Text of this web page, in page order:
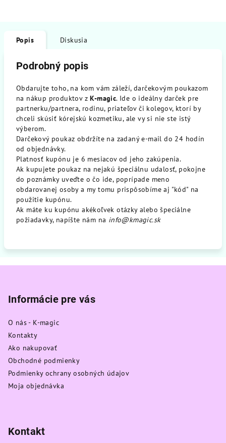
Popis Diskusia
Podrobný popis
Obdarujte toho, na kom vám záleží, darčekovým poukazom
na nákup produktov zK-magic. Ide o ideálny darček pre
partnerku/partnera, rodinu, priateľov či kolegov, ktorí by
chceli skúsiť kórejskú kozmetiku, ale vy si nie ste istý
výberom.
Darčekový poukaz obdržíte na zadaný e-mail do 24 hodín
od objednávky.
Platnosť kupónu je 6 mesiacov od jeho zakúpenia.
Ak kupujete poukaz na nejakú špeciálnu udalosť, pokojne
do poznámky uveďte o čo ide, poprípade meno
obdarovanej osoby a my tomu prispôsobíme aj "kód" na
použitie kupónu.
Ak máte ku kupónu akékoľvek otázky alebo špeciálne
požiadavky, napíšte nám na info@kmagic.sk
Informácie pre vás
O nás - K-magic
Kontakty
Ako nakupovať
Obchodné podmienky
Podmienky ochrany osobných údajov
Moja objednávka
Kontakt